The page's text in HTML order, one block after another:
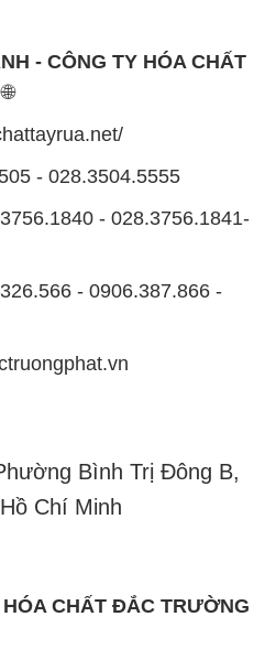
- CÔNG TY HÓA CHẤT
- 028.3504.5555
- 028.3756.1841-
- 0906.387.866 -
Bình Trị Đông B,
Chí Minh
CHẤT ĐẮC TRƯỜNG